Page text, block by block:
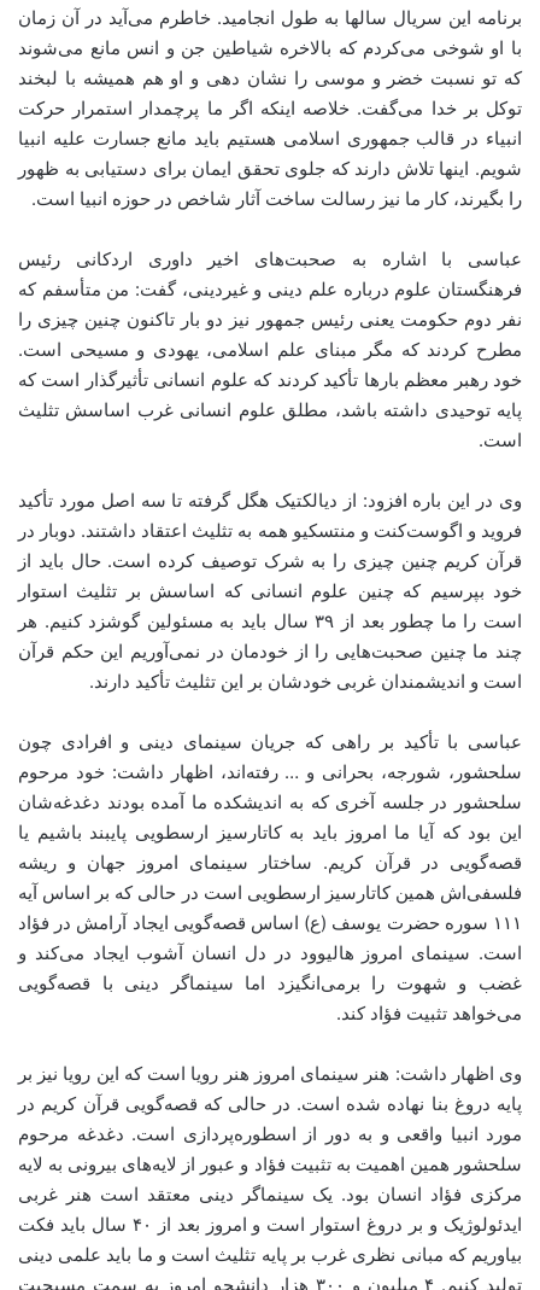
برنامه این سریال سالها به طول انجامید. خاطرم می‌آید در آن زمان
با او شوخی می‌کردم که بالاخره شیاطین جن و انس مانع می‌شوند
که تو نسبت خضر و موسی را نشان دهی و او هم همیشه با لبخند
توکل بر خدا می‌گفت. خلاصه اینکه اگر ما پرچمدار استمرار حرکت
انبیاء در قالب جمهوری اسلامی هستیم باید مانع جسارت علیه انبیا
شویم. اینها تلاش دارند که جلوی تحقق ایمان برای دستیابی به ظهور
را بگیرند، کار ما نیز رسالت ساخت آثار شاخص در حوزه انبیا است.
عباسی با اشاره به صحبت‌های اخیر داوری اردکانی رئیس
فرهنگستان علوم درباره علم دینی و غیردینی، گفت: من متأسفم که
نفر دوم حکومت یعنی رئیس جمهور نیز دو بار تاکنون چنین چیزی را
مطرح کردند که مگر مبنای علم اسلامی، یهودی و مسیحی است.
خود رهبر معظم بارها تأکید کردند که علوم انسانی تأثیرگذار است که
پایه توحیدی داشته باشد، مطلق علوم انسانی غرب اساسش تثلیث
است.
وی در این باره افزود: از دیالکتیک هگل گرفته تا سه اصل مورد تأکید
فروید و اگوست‌کنت و منتسکیو همه به تثلیث اعتقاد داشتند. دوبار در
قرآن کریم چنین چیزی را به شرک توصیف کرده است. حال باید از
خود بپرسیم که چنین علوم انسانی که اساسش بر تثلیث استوار
است را ما چطور بعد از ۳۹ سال باید به مسئولین گوشزد کنیم. هر
چند ما چنین صحبت‌هایی را از خودمان در نمی‌آوریم این حکم قرآن
است و اندیشمندان غربی خودشان بر این تثلیث تأکید دارند.
عباسی با تأکید بر راهی که جریان سینمای دینی و افرادی چون
سلحشور، شورجه، بحرانی و … رفته‌اند، اظهار داشت: خود مرحوم
سلحشور در جلسه آخری که به اندیشکده ما آمده بودند دغدغه‌شان
این بود که آیا ما امروز باید به کاتارسیز ارسطویی پایبند باشیم یا
قصه‌گویی در قرآن کریم. ساختار سینمای امروز جهان و ریشه
فلسفی‌اش همین کاتارسیز ارسطویی است در حالی که بر اساس آیه
۱۱۱ سوره حضرت یوسف (ع) اساس قصه‌گویی ایجاد آرامش در فؤاد
است. سینمای امروز هالیوود در دل انسان آشوب ایجاد می‌کند و
غضب و شهوت را برمی‌انگیزد اما سینماگر دینی با قصه‌گویی
می‌خواهد تثبیت فؤاد کند.
وی اظهار داشت: هنر سینمای امروز هنر رویا است که این رویا نیز بر
پایه دروغ بنا نهاده شده است. در حالی که قصه‌‌گویی قرآن کریم در
مورد انبیا واقعی و به دور از اسطوره‌پردازی است. دغدغه مرحوم
سلحشور همین اهمیت به تثبیت فؤاد و عبور از لایه‌های بیرونی به لایه
مرکزی فؤاد انسان بود. یک سینماگر دینی معتقد است هنر غربی
ایدئولوژیک و بر دروغ استوار است و امروز بعد از ۴۰ سال باید فکت
بیاوریم که مبانی نظری غرب بر پایه تثلیث است و ما باید علمی دینی
تولید کنیم. ۴ میلیون و ۳۰۰ هزار دانشجو امروز به سمت مسیحیت